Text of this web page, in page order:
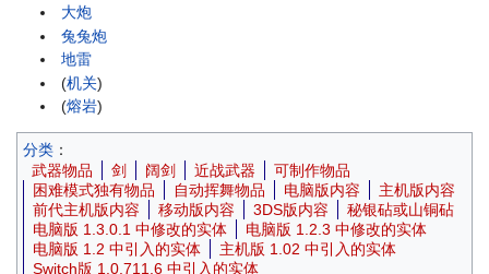
大炮
兔兔炮
地雷
(机关)
(熔岩)
分类 ：
武器物品
剑 阔剑 近战武器
可制作物品
困难模式独有物品
自动挥舞物品 电脑版内容
主机版内容
前代主机版内容
移动版内容 3DS版内容
秘银砧或山铜砧
电脑版 1.3.0.1 中修改的实体
电脑版 1.2.3 中修改的实体
电脑版 1.2 中引入的实体
主机版 1.02 中引入的实体
Switch版 1.0.711.6 中引入的实体